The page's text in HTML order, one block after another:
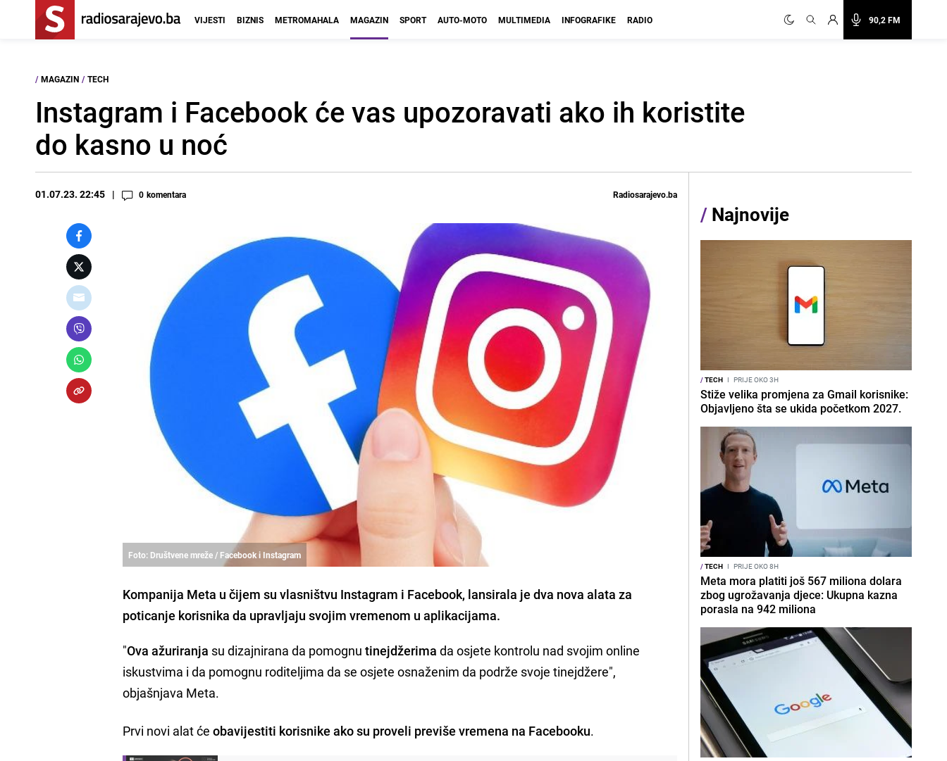
90,2 FM
VIJESTI BIZNIS METROMAHALA MAGAZIN SPORT AUTO-MOTO MULTIMEDIA INFOGRAFIKE RADIO
/ MAGAZIN / TECH
Instagram i Facebook će vas upozoravati ako ih koristite
do kasno u noć
01.07.23. 22:45 0 komentara Radiosarajevo.ba
Foto: Društvene mreže / Facebook i Instagram
Kompanija Meta u čijem su vlasništvu Instagram i Facebook, lansirala je dva nova alata za
poticanje korisnika da upravljaju svojim vremenom u aplikacijama.
"Ova ažuriranja su dizajnirana da pomognutinejdžerima da osjete kontrolu nad svojim online
iskustvima i da pomognu roditeljima da se osjete osnaženim da podrže svoje tinejdžere",
objašnjava Meta.
Prvi novi alat ćeobavijestiti korisnike ako su proveli previše vremena na Facebooku.
/ Najnovije
/TECH I PRIJE OKO 3H
Stiže velika promjena za Gmail korisnike:
Objavljeno šta se ukida početkom 2027.
/TECH I PRIJE OKO 8H
Meta mora platiti još 567 miliona dolara
zbog ugrožavanja djece: Ukupna kazna
porasla na 942 miliona